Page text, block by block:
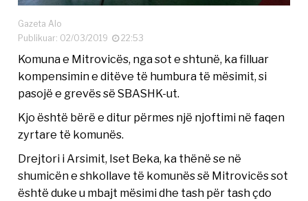
Gazeta Alo
Publikuar: 02/03/2019
22:53
Komuna e Mitrovicës, nga sot e shtunë, ka filluar
kompensimin e ditëve të humbura të mësimit, si
pasojë e grevës së SBASHK-ut.
Kjo është bërë e ditur përmes një njoftimi në faqen
zyrtare të komunës.
Drejtori i Arsimit, Iset Beka, ka thënë se në
shumicën e shkollave të komunës së Mitrovicës sot
është duke u mbajt mësimi dhe tash për tash çdo